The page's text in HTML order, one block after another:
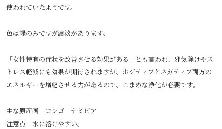
使われていたようです。
色は緑のみですが濃淡があります。
「女性特有の症状を改善させる効果がある」とも言われ、邪気除けやス
トレス軽減にも効果が期待されますが、ポジティブとネガティブ両方の
エネルギーを増幅させる力があるので、こまめな浄化が必要です。
主な原産国 コンゴ ナミビア
注意点 水に溶けやすい。